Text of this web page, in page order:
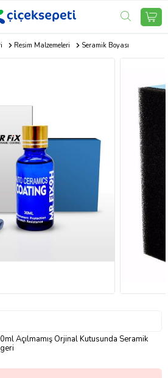
Resim Malzemeleri Seramik Boyası
Açılmamış Orjinal Kutusunda Seramik